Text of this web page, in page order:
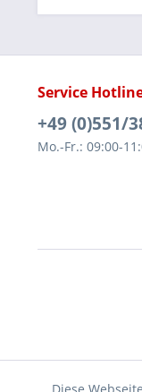
Service
+49 (0)551/
Mo.-Fr.: 09:00-